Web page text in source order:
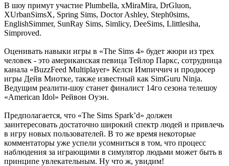
В шоу примут участие Plumbella, xMiraMira, DrGluon,
XUrbanSimsX, Spring Sims, Doctor Ashley, Steph0sims,
EnglishSimmer, SunRay Sims, Simlicy, DeeSims, Llittlesiha,
Simproved.
Оценивать навыки игры в «The Sims 4» будет жюри из трех
человек - это американская певица Тейлор Паркс, сотрудница
канала «BuzzFeed Multiplayer» Келси Импиччич и продюсер
игры Дейв Миотке, также известный как SimGuru Ninja.
Ведущим реалити-шоу станет финалист 14го сезона телешоу
«American Idol» Рейвон Оуэн.
Предполагается, что «The Sims Spark’d» должен
заинтересовать достаточно широкий спектр людей и привлечь
в игру новых пользователей. В то же время некоторые
комментаторы уже успели усомниться в том, что процесс
наблюдения за играющими в симулятор людьми может быть в
принципе увлекательным. Ну что ж, увидим!